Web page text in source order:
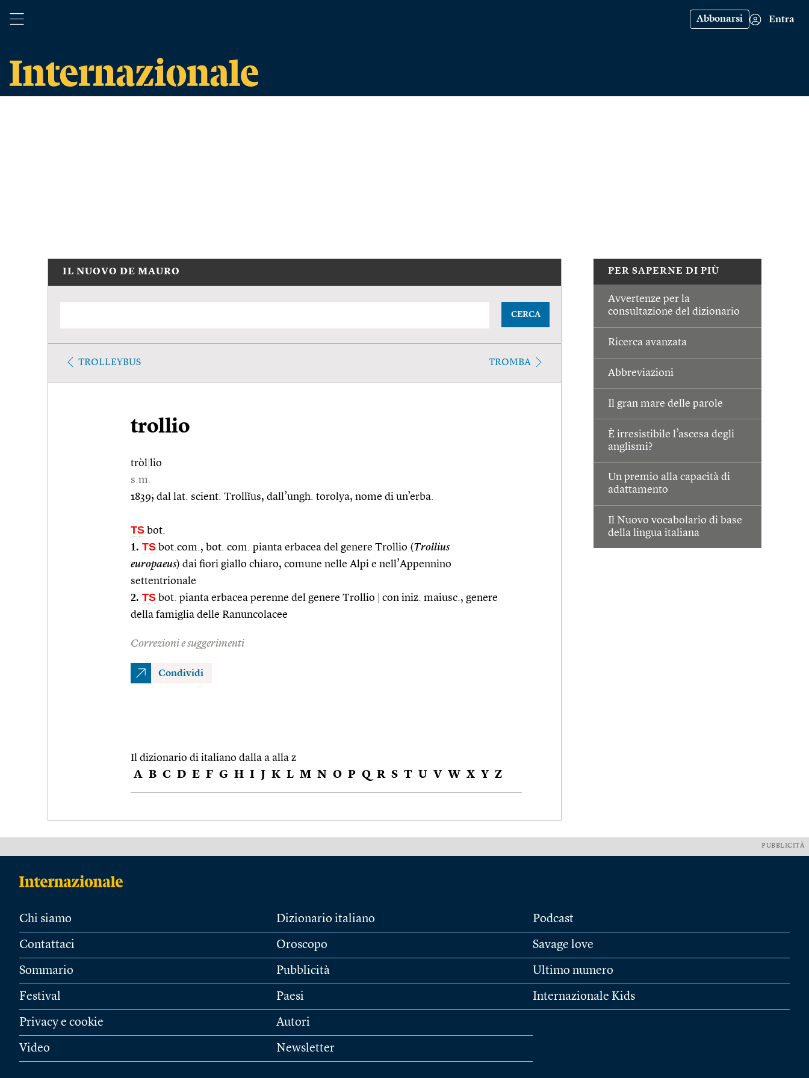
Abbonarsi Entra
PER SAPERNE DI PIÙ
Avvertenze per la
consultazione del dizionario
Ricerca avanzata
Abbreviazioni
Il gran mare delle parole
È irresistibile l’ascesa degli
anglismi?
Un premio alla capacità di
adattamento
Il Nuovo vocabolario di base
della lingua italiana
IL NUOVO DE MAURO
CERCA
TROLLEYBUS TROMBA
trollio
tròl lio
s.m.
1839; dal lat. scient. Trollĭus, dall’ungh. torolya, nome di un’erba.
TS bot.
1. TS bot.com., bot. com. pianta erbacea del genere Trollio (Trollius
europaeus) dai fiori giallo chiaro, comune nelle Alpi e nell’Appennino
settentrionale
2. TS bot. pianta erbacea perenne del genere Trollio
con iniz. maiusc., genere
della famiglia delle Ranuncolacee
Correzioni e suggerimenti
Condividi
Il dizionario di italiano dalla a alla z
A B C D E F G H I J K L M N O P Q R S T U V W X Y Z
PUBBLICITÀ
Chi siamo
Contattaci
Sommario
Festival
Privacy e cookie
Video
Dizionario italiano
Oroscopo
Pubblicità
Paesi
Autori
Newsletter
Podcast
Savage love
Ultimo numero
Internazionale Kids